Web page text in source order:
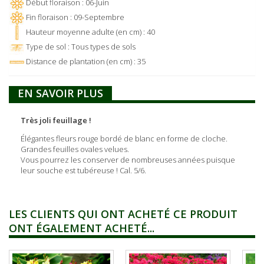
Début floraison : 06-Juin
Fin floraison : 09-Septembre
Hauteur moyenne adulte (en cm) : 40
Type de sol : Tous types de sols
Distance de plantation (en cm) : 35
EN SAVOIR PLUS
Très joli feuillage !
Élégantes fleurs rouge bordé de blanc en forme de cloche.
Grandes feuilles ovales velues.
Vous pourrez les conserver de nombreuses années puisque
leur souche est tubéreuse ! Cal. 5/6.
LES CLIENTS QUI ONT ACHETÉ CE PRODUIT
ONT ÉGALEMENT ACHETÉ...